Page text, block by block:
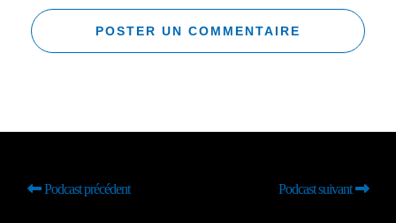
Podcast précédent Podcast suivant